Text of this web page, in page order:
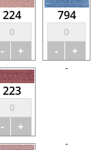
224
- +
794
- +
223
- +
-
-